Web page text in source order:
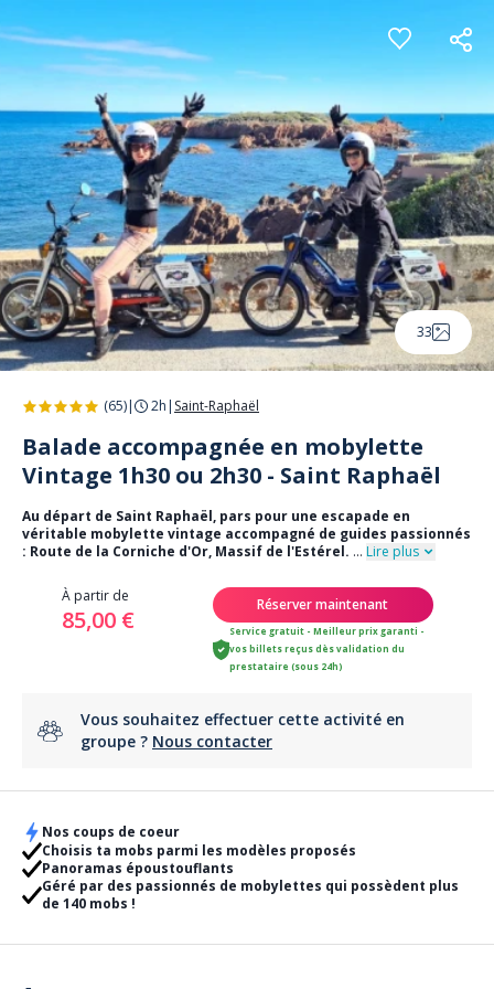
33
(65)| 2h | Saint-Raphaël
Balade accompagnée en mobylette
Vintage 1h30 ou 2h30 - Saint Raphaël
Au départ de Saint Raphaël, pars pour une escapade en
véritable mobylette vintage accompagné de guides passionnés
: Route de la Corniche d'Or, Massif de l'Estérel. ... Lire plus
À partir de
85,00 €
Réserver maintenant
Service gratuit - Meilleur prix garanti -
vos billets reçus dès validation du
prestataire (sous 24h)
Vous souhaitez effectuer cette activité en
groupe ? Nous contacter
Nos coups de coeur
Choisis ta mobs parmi les modèles proposés
Panoramas époustouflants
Géré par des passionnés de mobylettes qui possèdent plus
de 140 mobs !